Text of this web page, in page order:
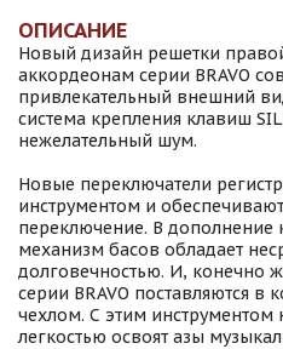
ОПИСАНИЕ
Новый дизайн решетки
аккордеонам серии BRAVO
привлекательный внешний
система крепления клавиш
нежелательный шум.
Новые переключатели
инструментом и
переключение. В дополнение
механизм басов обладает
долговечностью. И, конечно
серии BRAVO поставляются
чехлом. С этим
легкостью освоят азы